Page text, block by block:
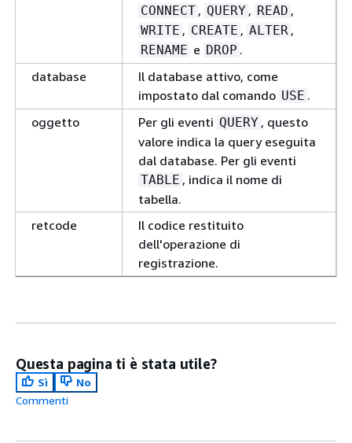
CONNECT , QUERY , READ ,
WRITE , CREATE , ALTER ,
RENAME e DROP .
database
Il database attivo, come
impostato dal comando USE .
oggetto
Per gli eventi QUERY , questo
valore indica la query eseguita
dal database. Per gli eventi
TABLE , indica il nome di
tabella.
retcode
Il codice restituito
dell'operazione di
registrazione.
Questa pagina ti è stata utile?
Sì
No
Commenti